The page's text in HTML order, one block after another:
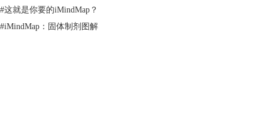
在你的脑海中添加分支到你的头脑地图上的想法，每一个分支使用一个关
出想法，确保你探索所有的途径。一定要强调每个人如何处理这个问题的
#这就是你要的iMindMap？
#iMindMap：固体制剂图解